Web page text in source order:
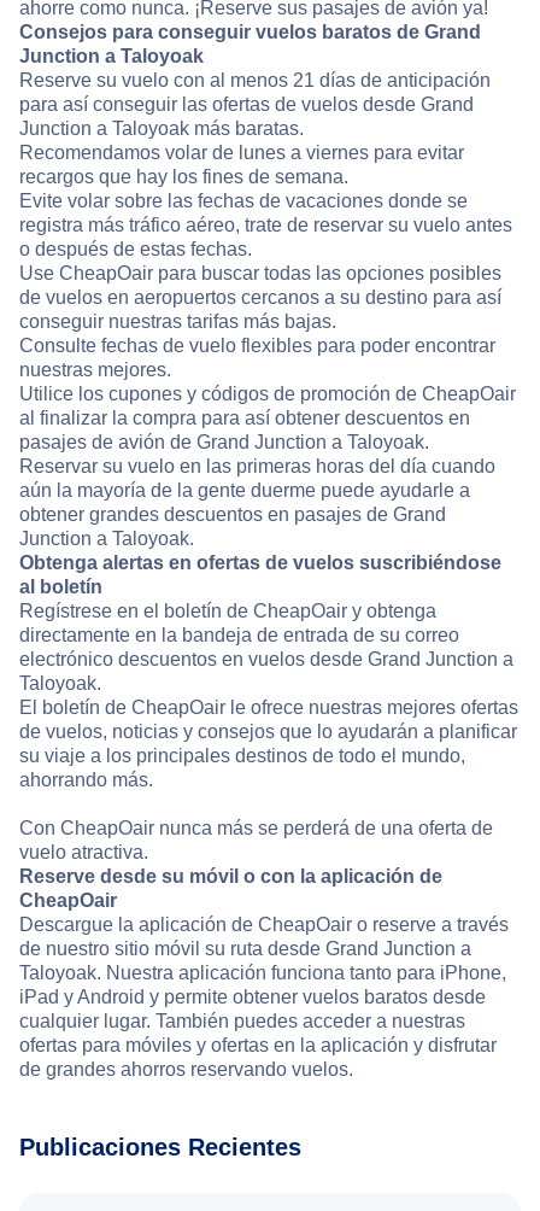
ahorre como nunca. ¡Reserve sus pasajes de avión ya!
Consejos para conseguir vuelos baratos de Grand
Junction a Taloyoak
Reserve su vuelo con al menos 21 días de anticipación
para así conseguir las ofertas de vuelos desde Grand
Junction a Taloyoak más baratas.
Recomendamos volar de lunes a viernes para evitar
recargos que hay los fines de semana.
Evite volar sobre las fechas de vacaciones donde se
registra más tráfico aéreo, trate de reservar su vuelo antes
o después de estas fechas.
Use CheapOair para buscar todas las opciones posibles
de vuelos en aeropuertos cercanos a su destino para así
conseguir nuestras tarifas más bajas.
Consulte fechas de vuelo flexibles para poder encontrar
nuestras mejores.
Utilice los cupones y códigos de promoción de CheapOair
al finalizar la compra para así obtener descuentos en
pasajes de avión de Grand Junction a Taloyoak.
Reservar su vuelo en las primeras horas del día cuando
aún la mayoría de la gente duerme puede ayudarle a
obtener grandes descuentos en pasajes de Grand
Junction a Taloyoak.
Obtenga alertas en ofertas de vuelos suscribiéndose
al boletín
Regístrese en el boletín de CheapOair y obtenga
directamente en la bandeja de entrada de su correo
electrónico descuentos en vuelos desde Grand Junction a
Taloyoak.
El boletín de CheapOair le ofrece nuestras mejores ofertas
de vuelos, noticias y consejos que lo ayudarán a planificar
su viaje a los principales destinos de todo el mundo,
ahorrando más.
Con CheapOair nunca más se perderá de una oferta de
vuelo atractiva.
Reserve desde su móvil o con la aplicación de
CheapOair
Descargue la aplicación de CheapOair o reserve a través
de nuestro sitio móvil su ruta desde Grand Junction a
Taloyoak. Nuestra aplicación funciona tanto para iPhone,
iPad y Android y permite obtener vuelos baratos desde
cualquier lugar. También puedes acceder a nuestras
ofertas para móviles y ofertas en la aplicación y disfrutar
de grandes ahorros reservando vuelos.
Publicaciones Recientes